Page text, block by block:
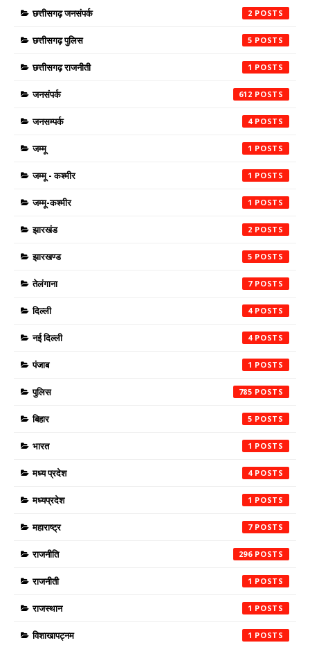
छत्तीसगढ़ जनसंपर्क 2
छत्तीसगढ़ पुलिस 5
छत्तीसगढ़ राजनीती 1
जनसंपर्क 612
जनसम्पर्क 4
जम्मू 1
जम्मू - कश्मीर 1
जम्मू-कश्मीर 1
झारखंड 2
झारखण्ड 5
तेलंगाना 7
दिल्ली 4
नई दिल्ली 4
पंजाब 1
पुलिस 785
बिहार 5
भारत 1
मध्य प्रदेश 4
मध्यप्रदेश 1
महाराष्ट्र 7
राजनीति 296
राजनीती 1
राजस्थान 1
विशाखापट्नम 1